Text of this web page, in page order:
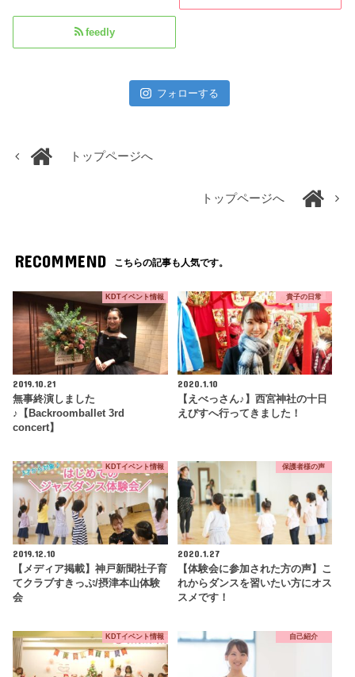
feedly
フォローする
トップページへ
トップページへ
RECOMMEND こちらの記事も人気です。
KDTイベント情報
2019.10.21
無事終演しました
♪【Backroomballet 3rd
concert】
貴子の日常
2020.1.10
【えべっさん♪】西宮神社の十日
えびすへ行ってきました！
KDTイベント情報
2019.12.10
【メディア掲載】神戸新聞社子育
てクラブすきっぷ/摂津本山体験
会
保護者様の声
2020.1.27
【体験会に参加された方の声】こ
れからダンスを習いたい方にオス
スメです！
KDTイベント情報 自己紹介